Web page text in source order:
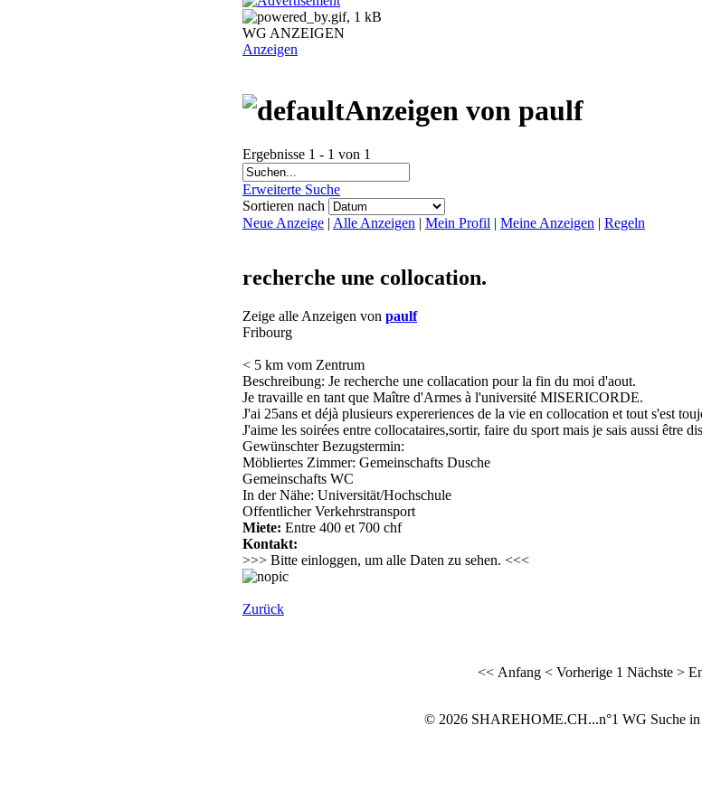
WG ANZEIGEN
Anzeigen
Anzeigen von paulf
Ergebnisse 1 - 1 von 1
Erweiterte Suche
Sortieren nach
Neue Anzeige | Alle Anzeigen | Mein Profil | Meine Anzeigen | Regeln
recherche une collocation.
Zeige alle Anzeigen von paulf
Fribourg
< 5 km vom Zentrum
Beschreibung: Je recherche une collacation pour la fin du moi d'aout.
Je travaille en tant que Maître d'Armes à l'université MISERICORDE.
J'ai 25ans et déjà plusieurs expereriences de la vie en collocation et tout s'est
J'aime les soirées entre collocataires,sortir, faire du sport mais je sais aussi être
Gewünschter Bezugstermin:
Möbliertes Zimmer: Gemeinschafts Dusche
Gemeinschafts WC
In der Nähe: Universität/Hochschule
Offentlicher Verkehrstransport
Miete: Entre 400 et 700 chf
Kontakt:
>>> Bitte einloggen, um alle Daten zu sehen. <<<
Zurück
<< Anfang < Vorherige 1 Nächste >
© 2026 SHAREHOME.CH...n°1 WG Suche